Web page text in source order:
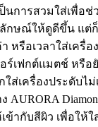
นการสวมใส่เพื่อช่
กษณ์ให้ดูดีขึ้น แต่ก็
หรือเวลาใส่เครื่
ร์เฟกต์แมตช์ หรือ
ใส่เครื่องประดับไ
AURORA
ข้ากับสีผิว เพื่อให้